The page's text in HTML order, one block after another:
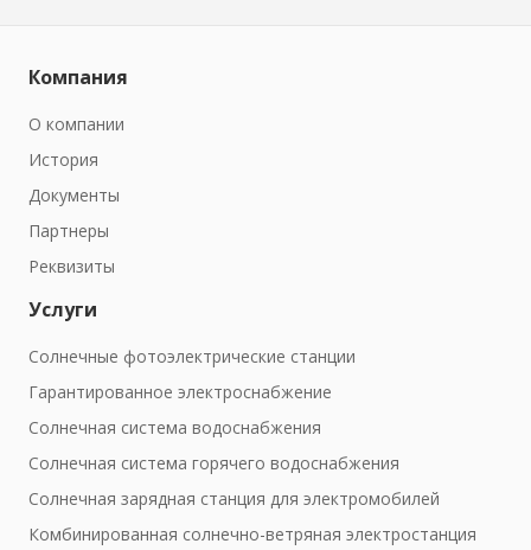
Компания
О компании
История
Документы
Партнеры
Реквизиты
Услуги
Солнечные фотоэлектрические станции
Гарантированное электроснабжение
Солнечная система водоснабжения
Солнечная система горячего водоснабжения
Солнечная зарядная станция для электромобилей
Комбинированная солнечно-ветряная электростанция